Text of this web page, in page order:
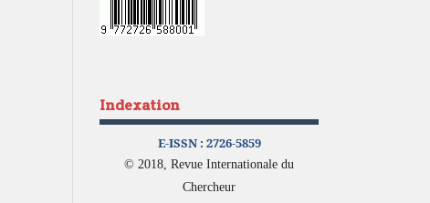
Indexation
E-ISSN : 2726-5859
© 2018, Revue Internationale du
Chercheur